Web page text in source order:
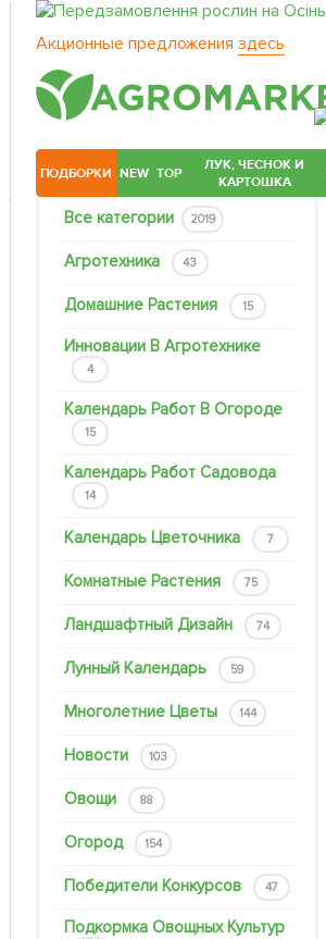
Акционные предложения здесь
ПОДБОРКИ NEW TOP
ЛУК, ЧЕСНОК И
КАРТОШКА
Все категории 2019
Агротехника 43
Домашние Растения 15
Инновации В Агротехнике
4
Календарь Работ В Огороде
15
Календарь Работ Садовода
14
Календарь Цветочника 7
Комнатные Растения 75
Ландшафтный Дизайн 74
Лунный Календарь 59
Многолетние Цветы 144
Новости 103
Овощи 88
Огород 154
Победители Конкурсов 47
Подкормка Овощных Культур